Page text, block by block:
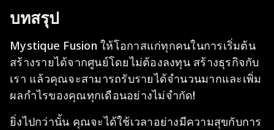
บทสรุป
Mystique Fusion ให้โอกาสแก่ทุกคนในการเริ่มต้น
สร้างรายได้จากศูนย์โดยไม่ต้องลงทุน สร้างธุรกิจกับ
เรา แล้วคุณจะสามารถรับรายได้จำนวนมากและเพิ่ม
ผลกำไรของคุณทุกเดือนอย่างไม่จำกัด!
ยิ่งไปกว่านั้น คุณจะได้ใช้เวลาอย่างมีความสุขกับการ